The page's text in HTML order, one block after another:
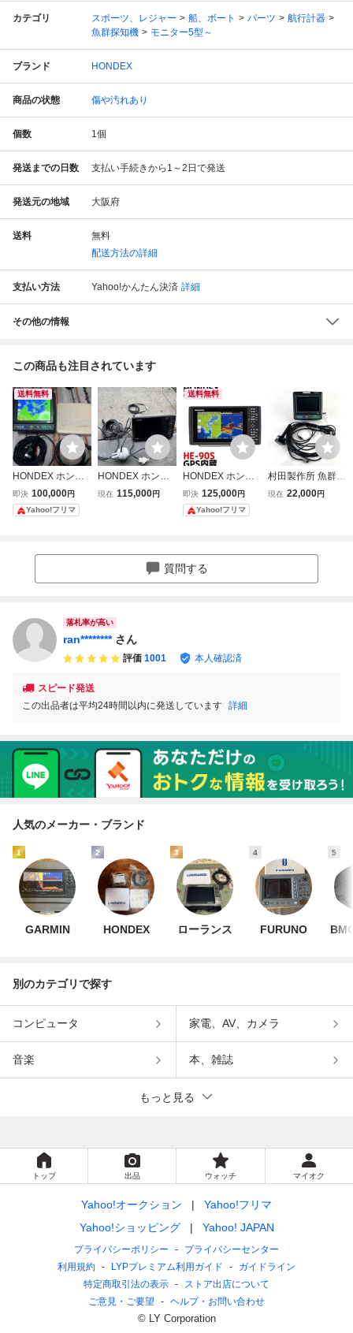
カテゴリ スポーツ、レジャー 船、ボート パーツ
航行計器
魚群探知機
モニター5型～
ブランド HONDEX
商品の状態 傷や汚れあり
個数 1個
発送までの日数 支払い手続きから1～2日で発送
発送元の地域 大阪府
送料
無料
配送方法の詳細
支払い方法 Yahoo!かんたん決済 詳細
その他の情報
この商品も注目されています
送料無料
HONDEX ホンデ
ックス HE-8S GP
Sカラー魚群探知
機 定価214,500円
即決 100,000円
Yahoo!フリマ
HONDEX ホンデ
ックス HE-90S
現在 115,000円
送料無料
HONDEX ホンデ
ックス HE-90S 9
型ワイド液晶 GPS
内蔵 魚群探知機
即決 125,000円
Yahoo!フリマ
村田製作所 魚群探
知機用 200kHz 振
現在 22,000円
質問する
落札率が高い
ran******** さん
評価 1001 本人確認済
スピード発送
この出品者は平均24時間以内に発送しています 詳細
人気のメーカー・ブランド
1
GARMIN
2
HONDEX
3
ローランス
4
FURUNO
5
別のカテゴリで探す
コンピュータ 家電、AV、カメラ
音楽 本、雑誌
もっと見る
トップ 出品 ウォッチ マイオク
Yahoo!オークション
Yahoo!フリマ
Yahoo!ショッピング
Yahoo! JAPAN
プライバシーポリシー
プライバシーセンター
利用規約
LYPプレミアム利用ガイド
ガイドライン
特定商取引法の表示
ストア出店について
ご意見・ご要望
ヘルプ・お問い合わせ
© LY Corporation